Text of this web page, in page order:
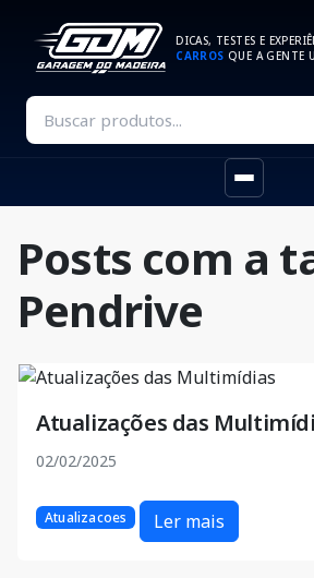
DICAS, TESTES E
CARROS QUE A GENTE
Posts com a
Pendrive
Atualizações das
02/02/2025
Atualizacoes Ler mais